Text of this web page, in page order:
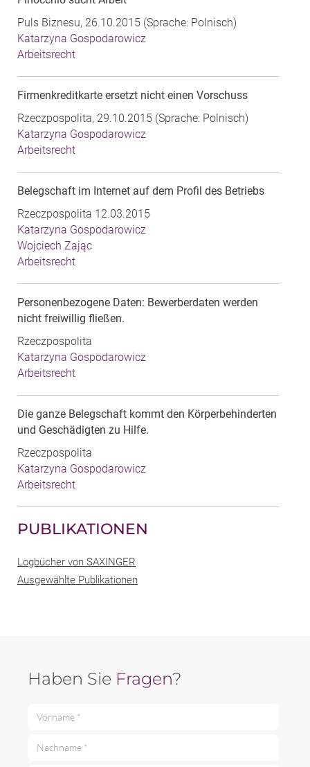
Puls Biznesu, 26.10.2015 (Sprache: Polnisch)
Katarzyna Gospodarowicz
Arbeitsrecht
Firmenkreditkarte ersetzt nicht einen Vorschuss
Rzeczpospolita, 29.10.2015 (Sprache: Polnisch)
Katarzyna Gospodarowicz
Arbeitsrecht
Belegschaft im Internet auf dem Profil des Betriebs
Rzeczpospolita 12.03.2015
Katarzyna Gospodarowicz
Wojciech Zając
Arbeitsrecht
Personenbezogene Daten: Bewerberdaten werden
nicht freiwillig fließen.
Rzeczpospolita
Katarzyna Gospodarowicz
Arbeitsrecht
Die ganze Belegschaft kommt den Körperbehinderten
und Geschädigten zu Hilfe.
Rzeczpospolita
Katarzyna Gospodarowicz
Arbeitsrecht
PUBLIKATIONEN
Logbücher von SAXINGER
Ausgewählte Publikationen
Haben Sie Fragen?